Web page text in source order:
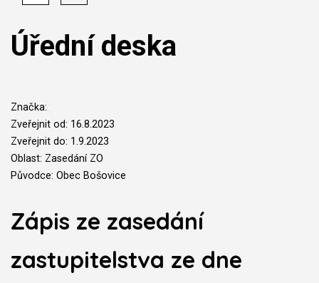
Úřední deska
Značka:
Zveřejnit od: 16.8.2023
Zveřejnit do: 1.9.2023
Oblast: Zasedání ZO
Původce: Obec Bošovice
Zápis ze zasedání
zastupitelstva ze dne